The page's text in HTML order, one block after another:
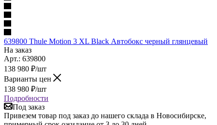
639800 Thule Motion 3 XL Black Автобокс черный глянцевый
На заказ
Арт.: 639800
138 980 ₽/шт
Варианты цен
138 980 ₽/шт
Подробности
Под заказ
Привезем товар под заказ до нашего склада в Новосибирске,